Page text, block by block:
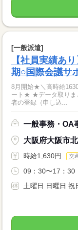
[一般派遣]
【社員実績あ
期○国際会議サ
8月開始★＼高時給
ート★ ★データ取りま
者の登録（申し込...
一般事務・OA
大阪府大阪市
時給1,630円 交
09：30〜17：30
土曜日 日曜日 祝